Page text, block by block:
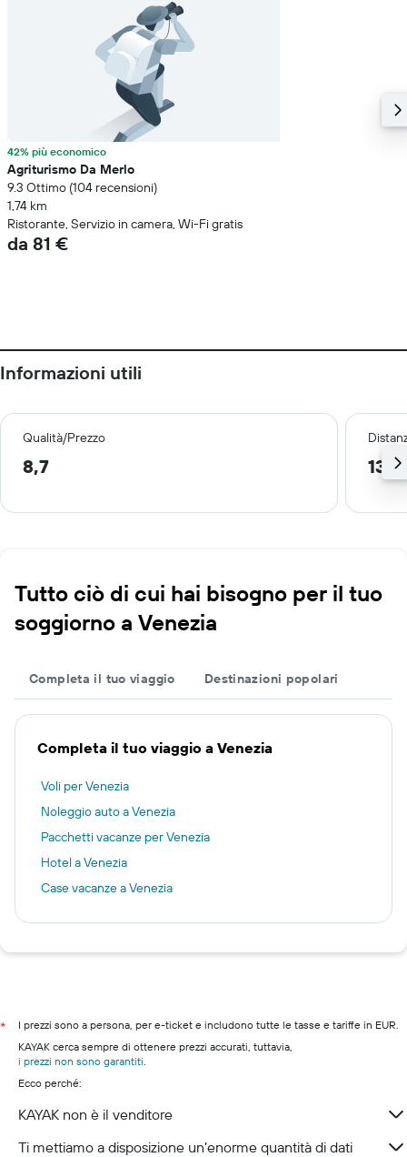
42% più economico
Agriturismo Da Merlo
9.3 Ottimo (104 recensioni)
1,74 km
Ristorante, Servizio in camera, Wi-Fi gratis
da 81 €
Informazioni utili
Qualità/Prezzo
8,7
Tutto ciò di cui hai bisogno per il tuo
soggiorno a Venezia
Completa il tuo viaggio Destinazioni popolari
Completa il tuo viaggio a Venezia
Voli per Venezia
Noleggio auto a Venezia
Pacchetti vacanze per Venezia
Hotel a Venezia
Case vacanze a Venezia
*
I prezzi sono a persona, per e-ticket e includono tutte le tasse e tariffe in EUR.
KAYAK cerca sempre di ottenere prezzi accurati, tuttavia,
i prezzi non sono garantiti.
Ecco perché:
KAYAK non è il venditore
Ti mettiamo a disposizione un’enorme quantità di dati